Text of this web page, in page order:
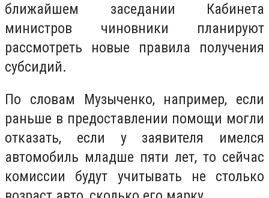
ближайшем заседании Кабинета
министров чиновники планируют
рассмотреть новые правила получения
субсидий.
По словам Музыченко, например, если
раньше в предоставлении помощи могли
отказать, если у заявителя имелся
автомобиль младше пяти лет, то сейчас
комиссии будут учитывать не столько